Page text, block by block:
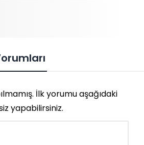
İlk yorumu aşağıdaki
yapabilirsiniz.